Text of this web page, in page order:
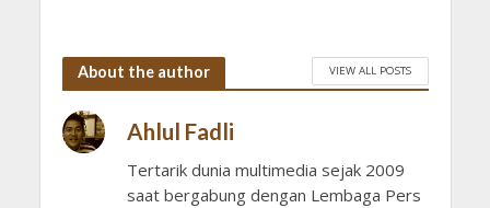
About the author VIEW ALL POSTS
Ahlul Fadli
Tertarik dunia multimedia sejak 2009
saat bergabung dengan Lembaga Pers